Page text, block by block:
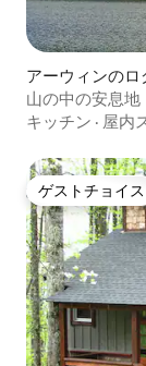
アーウィンのロ
山の中の安息地
キッチン · 屋内
ゲストチョイス
ゲストチョイス